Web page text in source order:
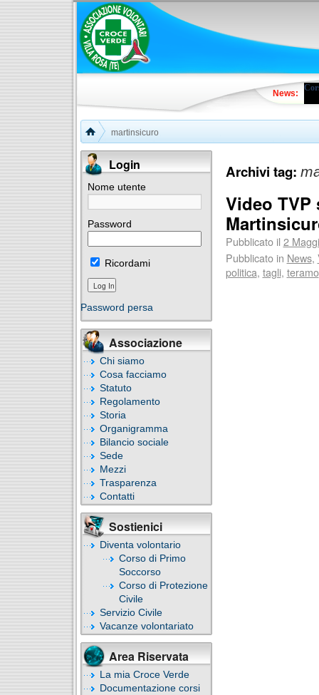
News:
martinsicuro
Login
Nome utente
Password
Ricordami
Password persa
Associazione
Chi siamo
Cosa facciamo
Statuto
Regolamento
Storia
Organigramma
Bilancio sociale
Sede
Mezzi
Trasparenza
Contatti
Sostienici
Diventa volontario
Corso di Primo
Soccorso
Corso di Protezione
Civile
Servizio Civile
Vacanze volontariato
Area Riservata
La mia Croce Verde
Documentazione corsi
Archivi tag:
Video TVP
Pubblicato il 2
Pubblicato in News,
politica, tagli, teramo